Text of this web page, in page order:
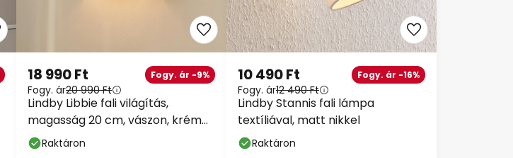
Lindby Libbie fali világítás,
magasság 20 cm, vászon, krém
színű, E27
18 990 Ft Fogy. ár -9%
Fogy. ár20 990 Ft
Raktáron
Lindby Stannis fali lámpa
textíliával, matt nikkel
10 490 Ft Fogy. ár -16%
Fogy. ár12 490 Ft
Raktáron